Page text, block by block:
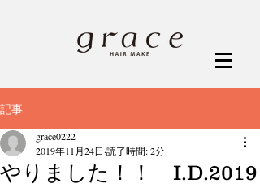
記事
やりました！！ I.D.2019
grace0222
2019年11月24日 読了時間: 2分